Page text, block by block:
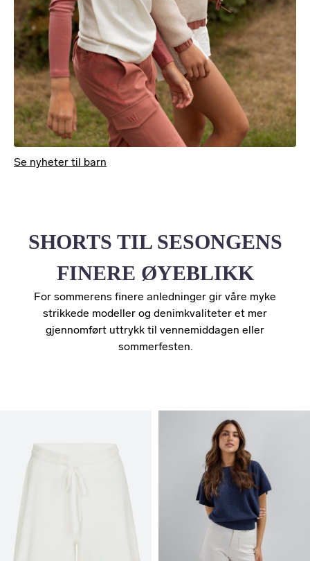
Se nyheter til barn
SHORTS TIL SESONGENS
FINERE ØYEBLIKK
For sommerens finere anledninger gir våre myke
strikkede modeller og denimkvaliteter et mer
gjennomført uttrykk til vennemiddagen eller
sommerfesten.